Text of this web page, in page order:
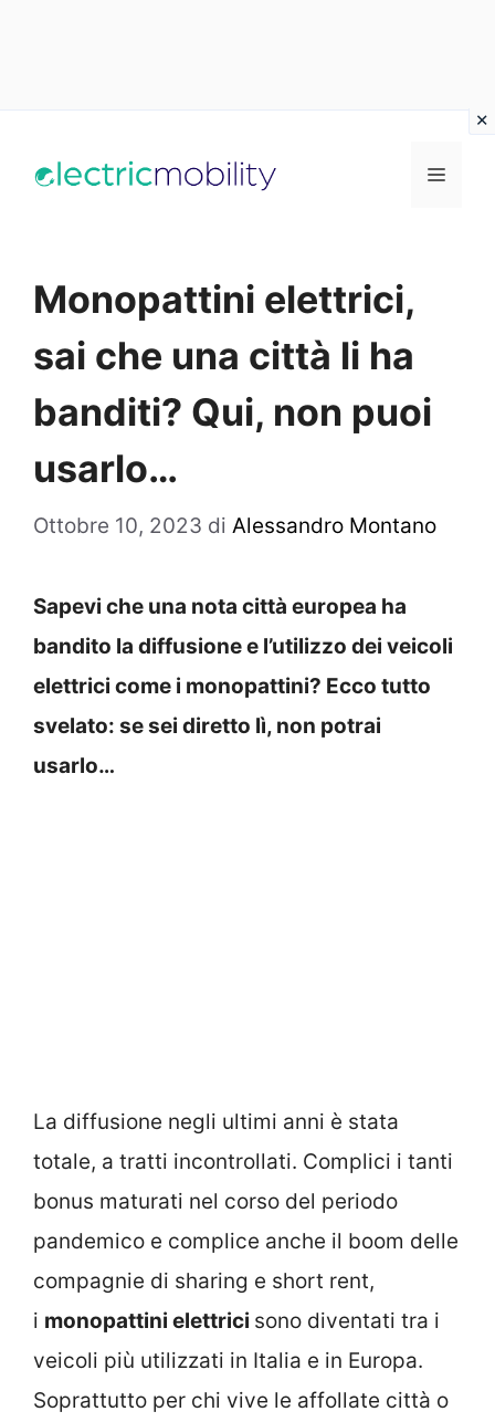
Menu
Monopattini elettrici,
sai che una città li ha
banditi? Qui, non puoi
usarlo…
Ottobre 10, 2023 di Alessandro Montano
Sapevi che una nota città europea ha
bandito la diffusione e l’utilizzo dei veicoli
elettrici come i monopattini? Ecco tutto
svelato: se sei diretto lì, non potrai
usarlo…
La diffusione negli ultimi anni è stata
totale, a tratti incontrollati. Complici i tanti
bonus maturati nel corso del periodo
pandemico e complice anche il boom delle
compagnie di sharing e short rent,
i monopattini elettrici sono diventati tra i
veicoli più utilizzati in Italia e in Europa.
Soprattutto per chi vive le affollate città o